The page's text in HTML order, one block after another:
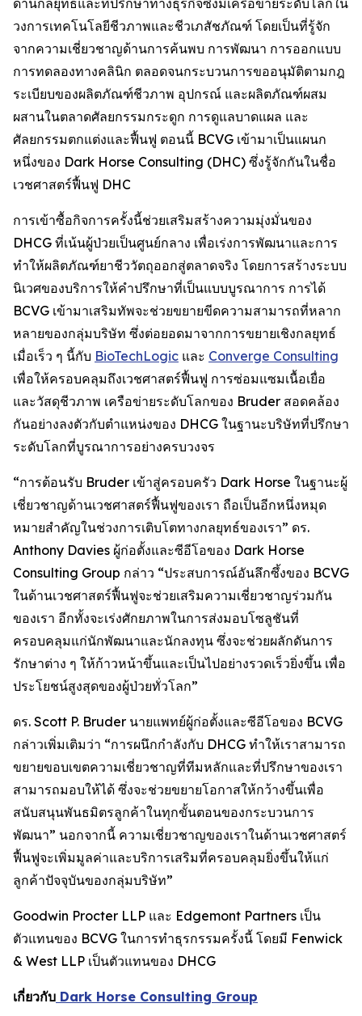
ด้านกลยุทธ์และที่ปรึกษาทางธุรกิจซึ่งมีเครือข่ายระดับโลกใน
วงการเทคโนโลยีชีวภาพและชีวเภสัชภัณฑ์ โดยเป็นที่รู้จัก
จากความเชี่ยวชาญด้านการค้นพบ การพัฒนา การออกแบบ
การทดลองทางคลินิก ตลอดจนกระบวนการขออนุมัติตามกฎ
ระเบียบของผลิตภัณฑ์ชีวภาพ อุปกรณ์ และผลิตภัณฑ์ผสม
ผสานในตลาดศัลยกรรมกระดูก การดูแลบาดแผล และ
ศัลยกรรมตกแต่งและฟื้นฟู ตอนนี้ BCVG เข้ามาเป็นแผนก
หนึ่งของ Dark Horse Consulting (DHC) ซึ่งรู้จักกันในชื่อ
เวชศาสตร์ฟื้นฟู DHC
การเข้าซื้อกิจการครั้งนี้ช่วยเสริมสร้างความมุ่งมั่นของ
DHCG ที่เน้นผู้ป่วยเป็นศูนย์กลาง เพื่อเร่งการพัฒนาและการ
ทำให้ผลิตภัณฑ์ยาชีววัตถุออกสู่ตลาดจริง โดยการสร้างระบบ
นิเวศของบริการให้คำปรึกษาที่เป็นแบบบูรณาการ การได้
BCVG เข้ามาเสริมทัพจะช่วยขยายขีดความสามารถที่หลาก
หลายของกลุ่มบริษัท ซึ่งต่อยอดมาจากการขยายเชิงกลยุทธ์
เมื่อเร็ว ๆ นี้กับ BioTechLogic และ Converge Consulting
เพื่อให้ครอบคลุมถึงเวชศาสตร์ฟื้นฟู การซ่อมแซมเนื้อเยื่อ
และวัสดุชีวภาพ เครือข่ายระดับโลกของ Bruder สอดคล้อง
กันอย่างลงตัวกับตำแหน่งของ DHCG ในฐานะบริษัทที่ปรึกษา
ระดับโลกที่บูรณาการอย่างครบวงจร
“การต้อนรับ Bruder เข้าสู่ครอบครัว Dark Horse ในฐานะผู้
เชี่ยวชาญด้านเวชศาสตร์ฟื้นฟูของเรา ถือเป็นอีกหนึ่งหมุด
หมายสำคัญในช่วงการเติบโตทางกลยุทธ์ของเรา” ดร.
Anthony Davies ผู้ก่อตั้งและซีอีโอของ Dark Horse
Consulting Group กล่าว “ประสบการณ์อันลึกซึ้งของ BCVG
ในด้านเวชศาสตร์ฟื้นฟูจะช่วยเสริมความเชี่ยวชาญร่วมกัน
ของเรา อีกทั้งจะเร่งศักยภาพในการส่งมอบโซลูชันที่
ครอบคลุมแก่นักพัฒนาและนักลงทุน ซึ่งจะช่วยผลักดันการ
รักษาต่าง ๆ ให้ก้าวหน้าขึ้นและเป็นไปอย่างรวดเร็วยิ่งขึ้น เพื่อ
ประโยชน์สูงสุดของผู้ป่วยทั่วโลก”
ดร. Scott P. Bruder นายแพทย์ผู้ก่อตั้งและซีอีโอของ BCVG
กล่าวเพิ่มเติมว่า “การผนึกกำลังกับ DHCG ทำให้เราสามารถ
ขยายขอบเขตความเชี่ยวชาญที่ทีมหลักและที่ปรึกษาของเรา
สามารถมอบให้ได้ ซึ่งจะช่วยขยายโอกาสให้กว้างขึ้นเพื่อ
สนับสนุนพันธมิตรลูกค้าในทุกขั้นตอนของกระบวนการ
พัฒนา” นอกจากนี้ ความเชี่ยวชาญของเราในด้านเวชศาสตร์
ฟื้นฟูจะเพิ่มมูลค่าและบริการเสริมที่ครอบคลุมยิ่งขึ้นให้แก่
ลูกค้าปัจจุบันของกลุ่มบริษัท”
Goodwin Procter LLP และ Edgemont Partners เป็น
ตัวแทนของ BCVG ในการทำธุรกรรมครั้งนี้ โดยมี Fenwick
& West LLP เป็นตัวแทนของ DHCG
เกี่ยวกับ Dark Horse Consulting Group